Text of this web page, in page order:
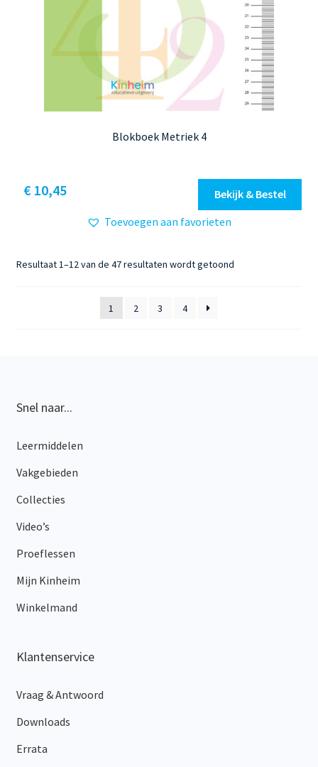
Blokboek Metriek 4
€ 10,45 Bekijk & Bestel
heeft
variaties.
kan
Toevoegen aan favorieten
Resultaat 1–12 van de 47 resultaten wordt getoondGesorteerd
1
2 3 4
Snel naar...
Leermiddelen
Vakgebieden
Collecties
Video’s
Proeflessen
Mijn Kinheim
Winkelmand
Klantenservice
Vraag & Antwoord
Downloads
Errata